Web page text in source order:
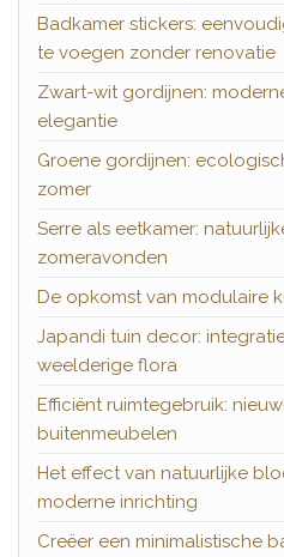
Badkamer stickers:
te voegen zonder renovatie
Zwart-wit gordijnen:
elegantie
Groene gordijnen:
zomer
Serre als eetkamer:
zomeravonden
De opkomst van modulaire
Japandi tuin decor:
weelderige flora
Efficiënt ruimtegebruik:
buitenmeubelen
Het effect van natuurlijke
moderne inrichting
Creëer een minimalistische